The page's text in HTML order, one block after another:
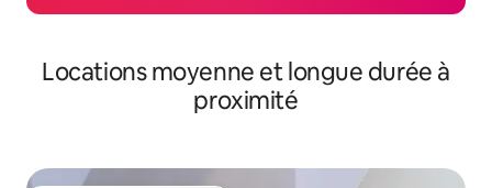
Locations moyenne et longue durée à
proximité